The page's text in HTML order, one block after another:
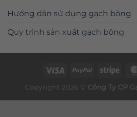
Hướng dẫn sử dụng gạch bông
Quy trình sản xuất gạch bông
Copyright 2026 © Công Ty CP